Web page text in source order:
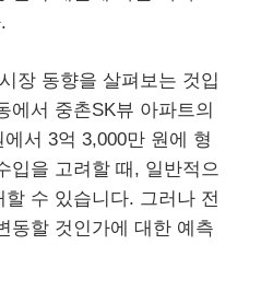
장 동향을 살펴보는 것입
에서 중촌SK뷰 아파트의
서 3억 3,000만 원에 형
입을 고려할 때, 일반적으
수 있습니다. 그러나 전
동할 것인가에 대한 예측